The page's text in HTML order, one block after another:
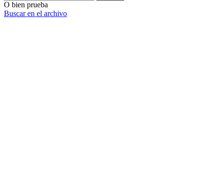
O bien prueba
Buscar en el archivo